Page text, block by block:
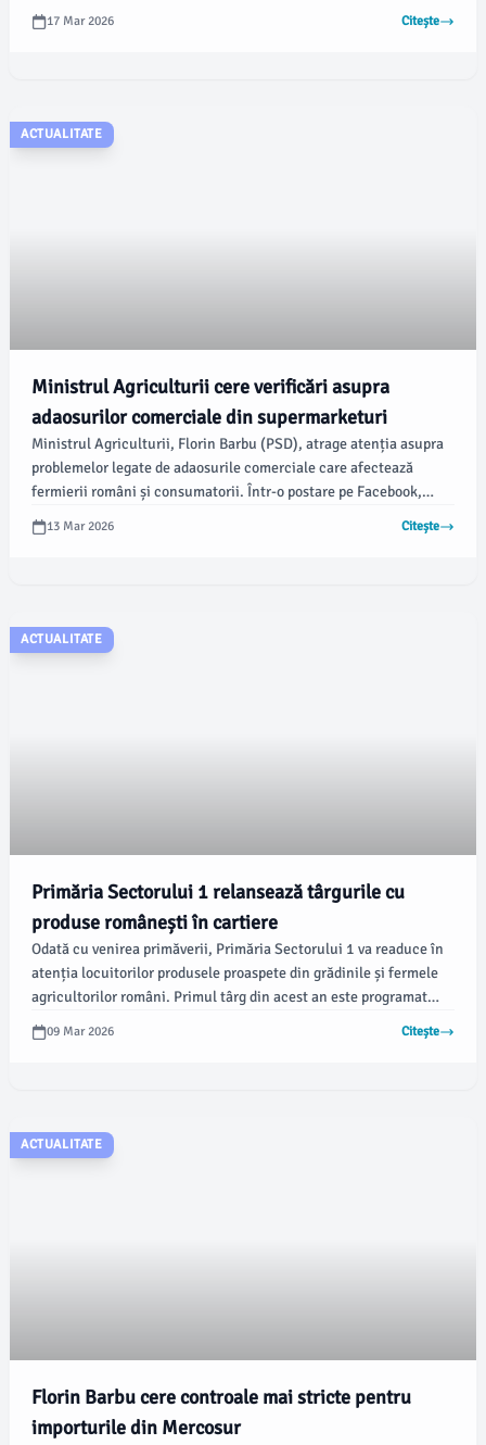
motorina utilizată în agricultură. Conform social-democraților,
întârzierile nejustificate în luarea unei astfel de decizii au efecte
17 Mar 2026 Citește
ACTUALITATE
Ministrul Agriculturii cere verificări asupra
adaosurilor comerciale din supermarketuri
Ministrul Agriculturii, Florin Barbu (PSD), atrage atenția asupra
problemelor legate de adaosurile comerciale care afectează
fermierii români și consumatorii. Într-o postare pe Facebook,
Barbu a solicitat Consiliului Concurenței să investigheze această
situație, menționând că din cauza acestor mecanisme, fermele
13 Mar 2026 Citește
ACTUALITATE
Primăria Sectorului 1 relansează târgurile cu
produse românești în cartiere
Odată cu venirea primăverii, Primăria Sectorului 1 va readuce în
atenția locuitorilor produsele proaspete din grădinile și fermele
agricultorilor români. Primul târg din acest an este programat
pentru sfârșitul acestei săptămâni, pe strada Tache Ionescu, la
intersecția cu strada George Enescu, conform newsbucuresti.ro.
09 Mar 2026 Citește
ACTUALITATE
Florin Barbu cere controale mai stricte pentru
importurile din Mercosur